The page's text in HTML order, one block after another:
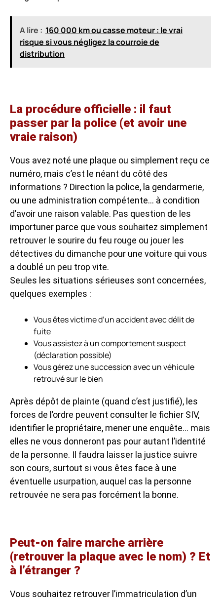
A lire : 160 000 km ou casse moteur : le vrai
risque si vous négligez la courroie de
distribution
La procédure officielle : il faut
passer par la police (et avoir une
vraie raison)
Vous avez noté une plaque ou simplement reçu ce
numéro, mais c’est le néant du côté des
informations ? Direction la police, la gendarmerie,
ou une administration compétente… à condition
d’avoir une raison valable. Pas question de les
importuner parce que vous souhaitez simplement
retrouver le sourire du feu rouge ou jouer les
détectives du dimanche pour une voiture qui vous
a doublé un peu trop vite.
Seules les situations sérieuses sont concernées,
quelques exemples :
Vous êtes victime d’un accident avec délit de
fuite
Vous assistez à un comportement suspect
(déclaration possible)
Vous gérez une succession avec un véhicule
retrouvé sur le bien
Après dépôt de plainte (quand c’est justifié), les
forces de l’ordre peuvent consulter le fichier SIV,
identifier le propriétaire, mener une enquête… mais
elles ne vous donneront pas pour autant l’identité
de la personne. Il faudra laisser la justice suivre
son cours, surtout si vous êtes face à une
éventuelle usurpation, auquel cas la personne
retrouvée ne sera pas forcément la bonne.
Peut-on faire marche arrière
(retrouver la plaque avec le nom) ? Et
à l’étranger ?
Vous souhaitez retrouver l’immatriculation d’un